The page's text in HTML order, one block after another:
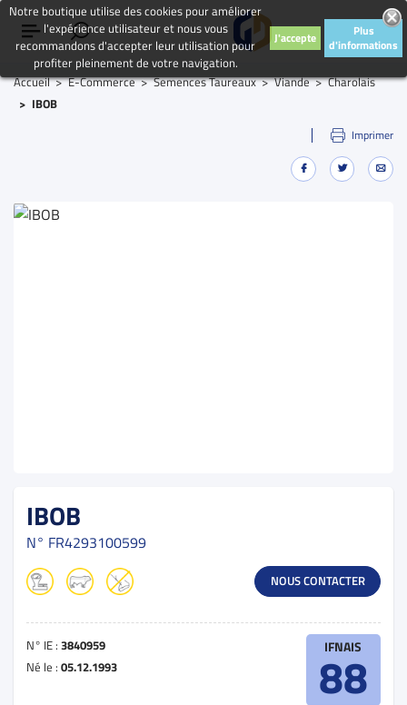
Accueil E-Commerce Semences Taureaux Viande
Charolais
IBOB
Imprimer
IBOB
N° FR4293100599
NOUS CONTACTER
N° IE : 3840959
Né le : 05.12.1993
IFNAIS
88
Notre boutique utilise des cookies pour améliorer
l'expérience utilisateur et nous vous
recommandons d'accepter leur utilisation pour
profiter pleinement de votre navigation.
J'accepte
Plus
d'informations